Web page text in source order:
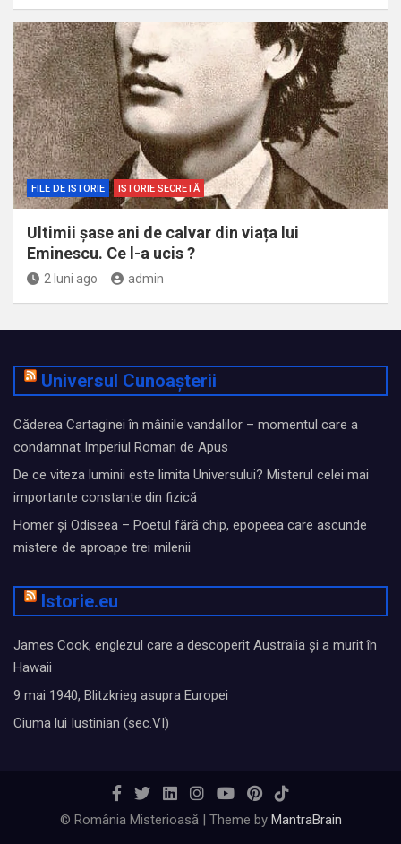
FILE DE ISTORIE ISTORIE SECRETĂ
Ultimii șase ani de calvar din viața lui
Eminescu. Ce l-a ucis ?
2 luni ago admin
Universul Cunoașterii
Căderea Cartaginei în mâinile vandalilor – momentul care a
condamnat Imperiul Roman de Apus
De ce viteza luminii este limita Universului? Misterul celei mai
importante constante din fizică
Homer și Odiseea – Poetul fără chip, epopeea care ascunde
mistere de aproape trei milenii
Istorie.eu
James Cook, englezul care a descoperit Australia și a murit în
Hawaii
9 mai 1940, Blitzkrieg asupra Europei
Ciuma lui Iustinian (sec.VI)
© România Misterioasă | Theme by MantraBrain